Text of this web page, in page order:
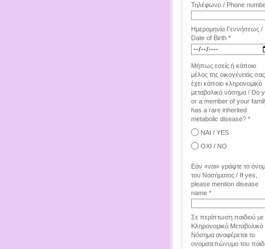
Τηλέφωνο / Phone
Ημερομηνία Γεννήσεως /
Date of Birth *
Μήπως εσείς ή κάποιο
μέλος της οικογένειάς σας
έχει κάποιο κληρονομικό
μεταβολικό νόσημα / Do
or a member of your
has a rare inherited
metabolic disease? *
ΝΑΙ / YES
ΟΧΙ / NO
Εάν «ναι» γράψτε το
του Νοσήματος / If yes,
please mention disease
name *
Σε περίπτωση παιδιού με
Κληρονομικό Μεταβολικό
Νόσημα αναφέρεται το
ονοματεπώνυμο του